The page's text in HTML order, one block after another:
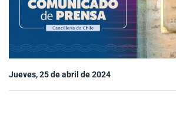
Subsecretaría de Relaciones
Internacionales
Sala de prensa
Jueves, 25 de abril de 2024